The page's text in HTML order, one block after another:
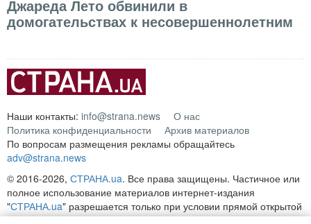
Джареда Лето обвинили в
домогательствах к несовершеннолетним
Наши контакты: info@strana.news
О нас
Политика конфиденциальности
Архив материалов
По вопросам размещения рекламы обращайтесь
adv@strana.news
© 2016-2026, СТРАНА.ua. Все права защищены. Частичное или
полное использование материалов интернет-издания
"СТРАНА.ua" разрешается только при условии прямой открытой
для поисковых систем гиперссылки на непосредственный адрес
Продолжая просмотр, вы соглашаетесь с нашей